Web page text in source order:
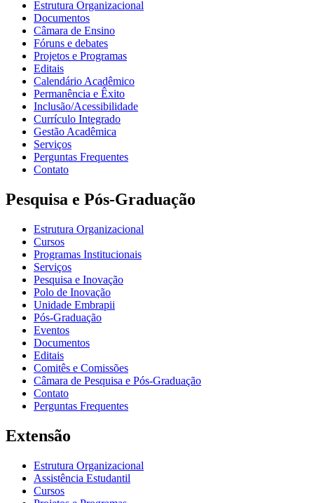
Estrutura Organizacional
Documentos
Câmara de Ensino
Fóruns e debates
Projetos e Programas
Editais
Calendário Acadêmico
Permanência e Êxito
Inclusão/Acessibilidade
Currículo Integrado
Gestão Acadêmica
Serviços
Perguntas Frequentes
Contato
Pesquisa e Pós-Graduação
Estrutura Organizacional
Cursos
Programas Institucionais
Serviços
Pesquisa e Inovação
Polo de Inovação
Unidade Embrapii
Pós-Graduação
Eventos
Documentos
Editais
Comitês e Comissões
Câmara de Pesquisa e Pós-Graduação
Contato
Perguntas Frequentes
Extensão
Estrutura Organizacional
Assistência Estudantil
Cursos